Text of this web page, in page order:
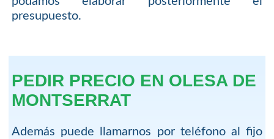
presupuesto.
PEDIR PRECIO EN OLESA DE
MONTSERRAT
Además puede llamarnos por teléfono al fijo